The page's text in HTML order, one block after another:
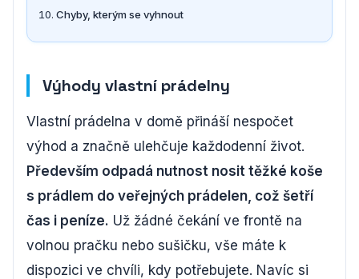
Chyby, kterým se vyhnout
Výhody vlastní prádelny
Vlastní prádelna v domě přináší nespočet
výhod a značně ulehčuje každodenní život.
Především odpadá nutnost nosit těžké koše
s prádlem do veřejných prádelen, což šetří
čas i peníze. Už žádné čekání ve frontě na
volnou pračku nebo sušičku, vše máte k
dispozici ve chvíli, kdy potřebujete. Navíc si